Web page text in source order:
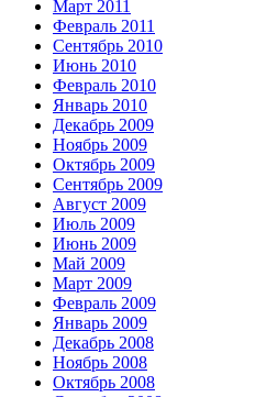
Март 2011
Февраль 2011
Сентябрь 2010
Июнь 2010
Февраль 2010
Январь 2010
Декабрь 2009
Ноябрь 2009
Октябрь 2009
Сентябрь 2009
Август 2009
Июль 2009
Июнь 2009
Май 2009
Март 2009
Февраль 2009
Январь 2009
Декабрь 2008
Ноябрь 2008
Октябрь 2008